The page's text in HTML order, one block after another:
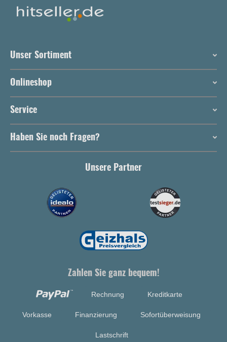
Unser Sortiment
Onlineshop
Service
Haben Sie noch Fragen?
Unsere Partner
Zahlen Sie ganz bequem!
Rechnung Kreditkarte
Vorkasse Finanzierung Sofortüberweisung
Lastschrift